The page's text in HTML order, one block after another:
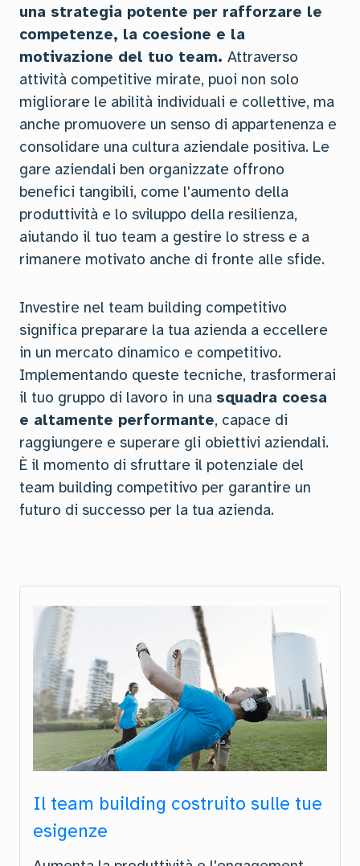
una strategia potente per rafforzare le
competenze, la coesione e la
motivazione del tuo team. Attraverso
attività competitive mirate, puoi non solo
migliorare le abilità individuali e collettive, ma
anche promuovere un senso di appartenenza e
consolidare una cultura aziendale positiva. Le
gare aziendali ben organizzate offrono
benefici tangibili, come l'aumento della
produttività e lo sviluppo della resilienza,
aiutando il tuo team a gestire lo stress e a
rimanere motivato anche di fronte alle sfide.
Investire nel team building competitivo
significa preparare la tua azienda a eccellere
in un mercato dinamico e competitivo.
Implementando queste tecniche, trasformerai
il tuo gruppo di lavoro in una squadra coesa
e altamente performante, capace di
raggiungere e superare gli obiettivi aziendali.
È il momento di sfruttare il potenziale del
team building competitivo per garantire un
futuro di successo per la tua azienda.
Il team building costruito sulle tue
esigenze